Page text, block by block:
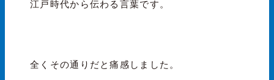
江戸時代から伝わる言葉です。
全くその通りだと痛感しました。